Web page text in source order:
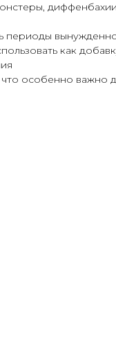
периоды
как
особенно важно